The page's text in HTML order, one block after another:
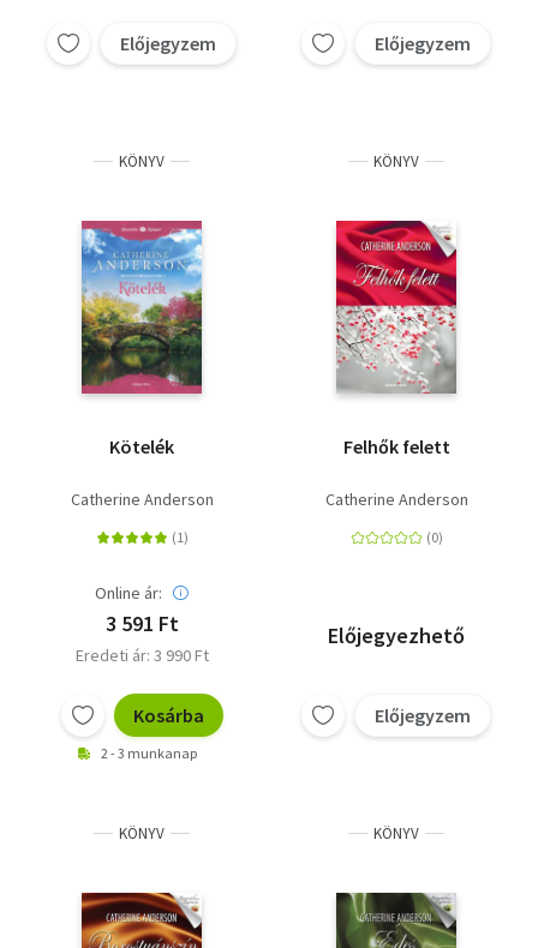
Előjegyzem Előjegyzem
KÖNYV
Kötelék
Catherine Anderson
Online ár:
3 591 Ft
Eredeti ár: 3 990 Ft
Kosárba
2 - 3 munkanap
KÖNYV
Felhők felett
Catherine Anderson
Előjegyezhető
Előjegyzem
KÖNYV KÖNYV